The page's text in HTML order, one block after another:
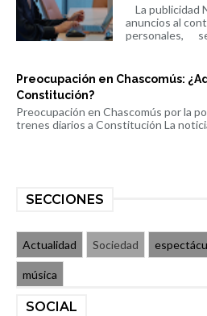
La publicidad
anuncios al
personales,
Preocupación en Chascomús:
Constitución?
Preocupación en Chascomús por la
trenes diarios a Constitución La
SECCIONES
Actualidad Sociedad
música
SOCIAL